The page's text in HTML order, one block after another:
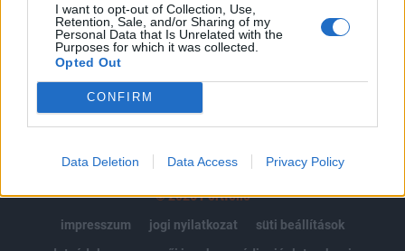
I want to opt-out of Collection, Use,
Retention, Sale, and/or Sharing of my
Personal Data that Is Unrelated with the
Purposes for which it was collected.
Opted Out
CONFIRM
Data Deletion Data Access Privacy Policy
MÁR ELŐFIZETŐNK VAGY?BEJELENTKEZÉS
© 2026 Portfolio
impresszum
jogi nyilatkozat
süti beállítások